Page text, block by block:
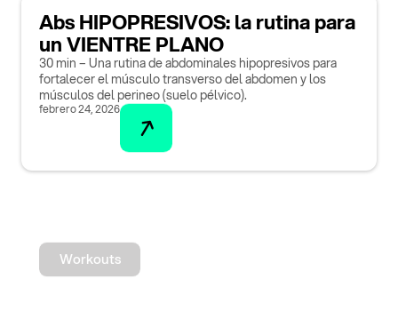
Abs HIPOPRESIVOS: la rutina para
un VIENTRE PLANO
30 min – Una rutina de abdominales hipopresivos para
fortalecer el músculo transverso del abdomen y los
músculos del perineo (suelo pélvico).
febrero 24, 2026
Workouts